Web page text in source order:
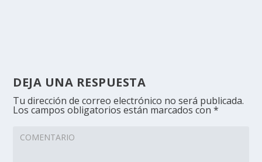
DEJA UNA RESPUESTA
Tu dirección de correo electrónico no será publicada.
Los campos obligatorios están marcados con*